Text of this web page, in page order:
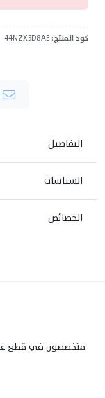
كود المنتج:
التفاصيل
السياسات
الخصائص
متخصصون في قطع غيار